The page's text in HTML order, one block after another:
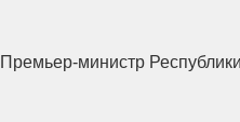
Премьер-министр